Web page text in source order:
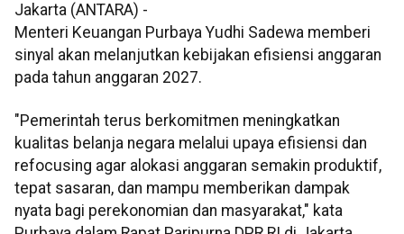
Jakarta (ANTARA) -
Menteri Keuangan Purbaya Yudhi Sadewa memberi
sinyal akan melanjutkan kebijakan efisiensi anggaran
pada tahun anggaran 2027.
"Pemerintah terus berkomitmen meningkatkan
kualitas belanja negara melalui upaya efisiensi dan
refocusing agar alokasi anggaran semakin produktif,
tepat sasaran, dan mampu memberikan dampak
nyata bagi perekonomian dan masyarakat," kata